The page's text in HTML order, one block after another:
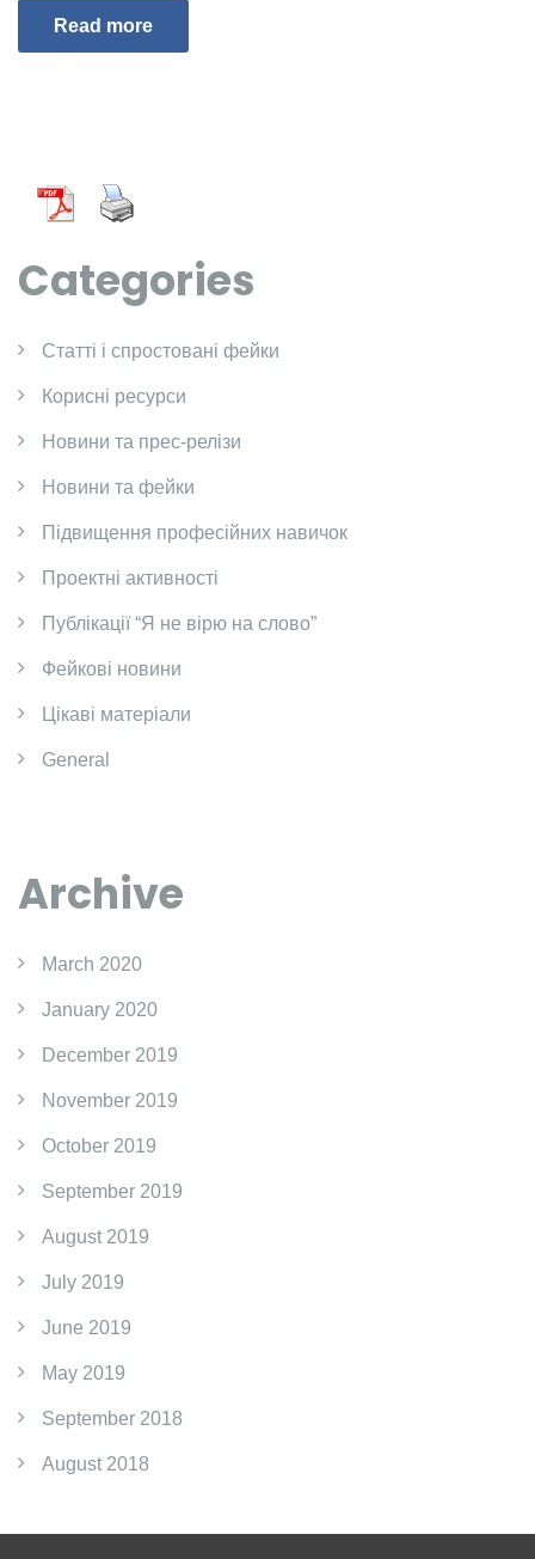
Read more
Categories
Cтатті і спростовані фейки
Корисні ресурси
Новини та прес-релізи
Новини та фейки
Підвищення професійних навичок
Проектні активності
Публікації “Я не вірю на слово”
Фейкові новини
Цікаві матеріали
General
Archive
March 2020
January 2020
December 2019
November 2019
October 2019
September 2019
August 2019
July 2019
June 2019
May 2019
September 2018
August 2018